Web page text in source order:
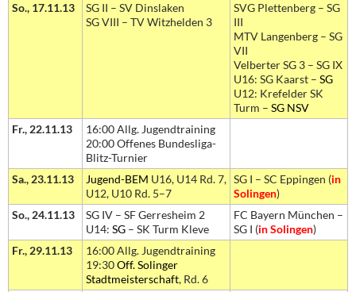
So., 17.11.13
SG II – SV Dinslaken
SG VIII – TV Witzhelden 3
SVG Plettenberg – SG
III
MTV Langenberg – SG
VII
Velberter SG 3 – SG IX
U16: SG Kaarst – SG
U12: Krefelder SK
Turm – SG NSV
Fr., 22.11.13
16:00 Allg. Jugendtraining
20:00 Offenes Bundesliga-
Blitz-Turnier
Sa., 23.11.13
Jugend-BEM U16, U14 Rd. 7,
U12, U10 Rd. 5–7
SG I – SC Eppingen (in
Solingen)
So., 24.11.13
SG IV – SF Gerresheim 2
U14: SG – SK Turm Kleve
FC Bayern München –
SG I (in Solingen)
Fr., 29.11.13
16:00 Allg. Jugendtraining
19:30Off. Solinger
Stadtmeisterschaft, Rd. 6